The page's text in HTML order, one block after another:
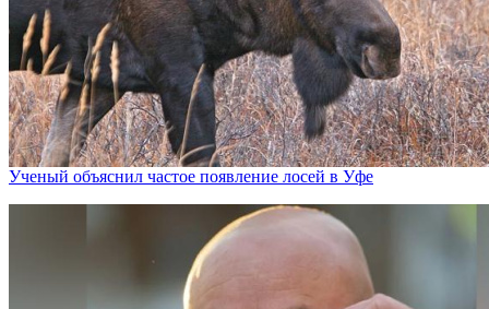
Ученый объяснил частое появление лосей в Уфе